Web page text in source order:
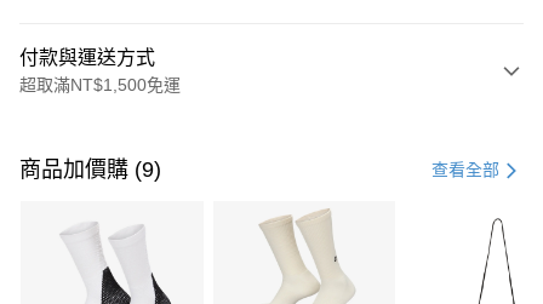
付款與運送方式
超取滿NT$1,500免運
信用卡一次付款
3 期 0 利率 每期 21家銀行
合作金庫商業銀行
第一商業銀行
商品加價購 (9) 查看全部